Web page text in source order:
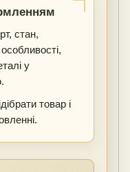
стан,
у
товар і